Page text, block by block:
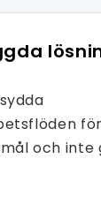
och inte